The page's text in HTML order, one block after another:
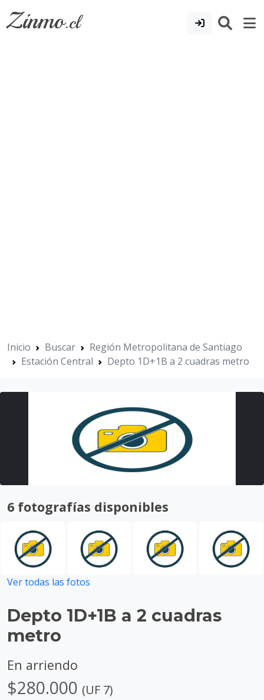
Zinmo.cl
Inicio Buscar
Región Metropolitana de Santiago
Estación Central
Depto 1D+1B a 2 cuadras metro
6 fotografías disponibles
Ver todas las fotos
Depto 1D+1B a 2 cuadras
metro
En arriendo
$280.000 (UF 7)